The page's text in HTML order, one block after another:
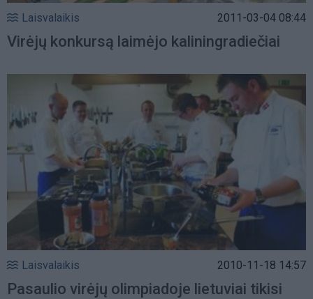
Laisvalaikis 2011-03-04 08:44
Virėjų konkursą laimėjo kaliningradiečiai
Laisvalaikis 2010-11-18 14:57
Pasaulio virėjų olimpiadoje lietuviai tikisi